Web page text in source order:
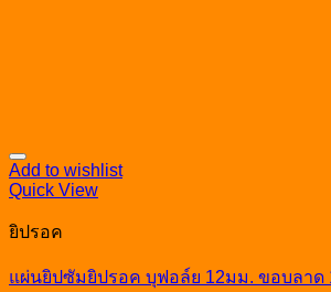
Add to wishlist
Quick View
ยิปรอค
แผ่นยิปซัมยิปรอค บุฟอล์ย 12มม. ขอบลาด